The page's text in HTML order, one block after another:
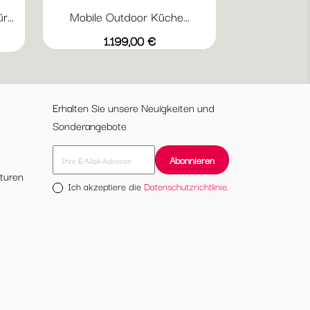
Mobile Outdoor Küche...
Preis
1.199,00 €
Erhalten Sie unsere Neuigkeiten und
Sonderangebote
Ich akzeptiere die Datenschutzrichtlinie.